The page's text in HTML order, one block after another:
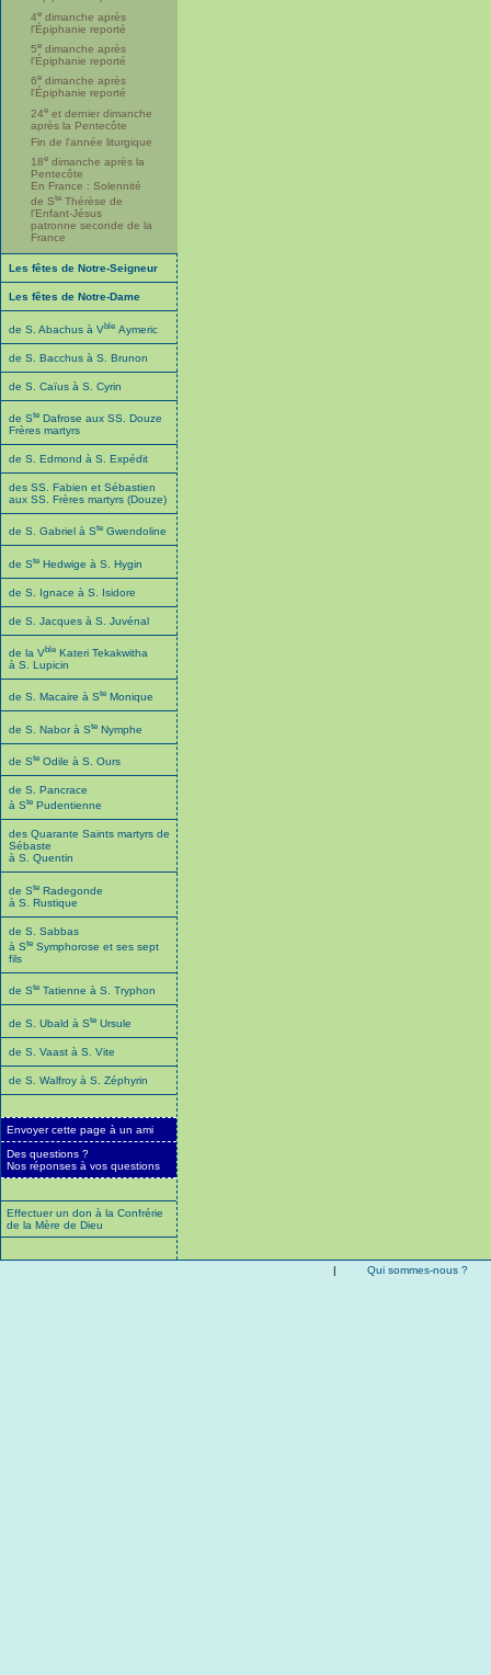
4e dimanche après
l'Épiphanie reporté
5e dimanche après
l'Épiphanie reporté
6e dimanche après
l'Épiphanie reporté
24e et dernier dimanche
après la Pentecôte
Fin de l'année liturgique
18e dimanche après la
Pentecôte
En France : Solennité
de Ste Thérèse de
l'Enfant-Jésus
patronne seconde de la
France
Les fêtes de Notre-Seigneur
Les fêtes de Notre-Dame
de S. Abachus à Vble Aymeric
de S. Bacchus à S. Brunon
de S. Caïus à S. Cyrin
de Ste Dafrose aux SS. Douze
Frères martyrs
de S. Edmond à S. Expédit
des SS. Fabien et Sébastien
aux SS. Frères martyrs (Douze)
de S. Gabriel à Ste Gwendoline
de Ste Hedwige à S. Hygin
de S. Ignace à S. Isidore
de S. Jacques à S. Juvénal
de la Vble Kateri Tekakwitha
à S. Lupicin
de S. Macaire à Ste Monique
de S. Nabor à Ste Nymphe
de Ste Odile à S. Ours
de S. Pancrace
à Ste Pudentienne
des Quarante Saints martyrs de
Sébaste
à S. Quentin
de Ste Radegonde
à S. Rustique
de S. Sabbas
à Ste Symphorose et ses sept
fils
de Ste Tatienne à S. Tryphon
de S. Ubald à Ste Ursule
de S. Vaast à S. Vite
de S. Walfroy à S. Zéphyrin
Envoyer cette page à un ami
Des questions ?
Nos réponses à vos questions
Effectuer un don à la Confrérie
de la Mère de Dieu
| Qui sommes-nous ?